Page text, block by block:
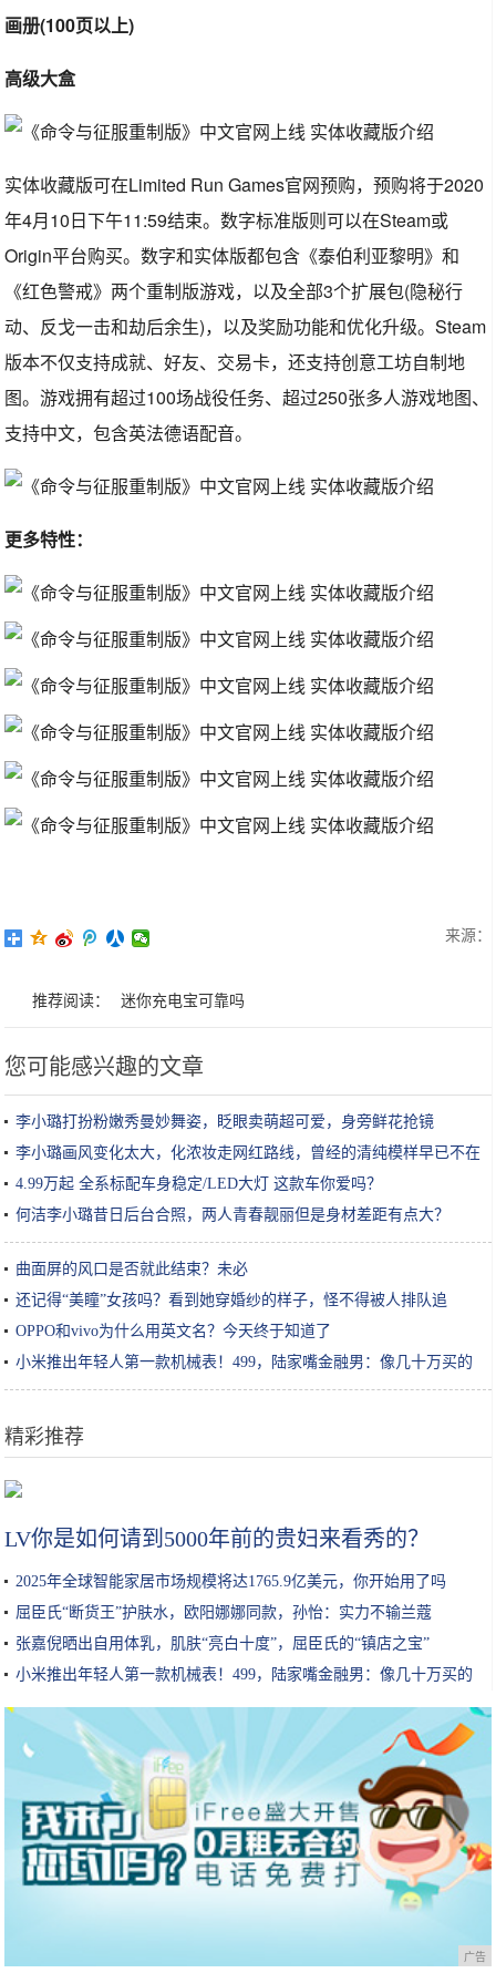
画册(100页以上)
高级大盒
实体收藏版可在Limited Run Games官网预购，预购将于2020
年4月10日下午11:59结束。数字标准版则可以在Steam或
Origin平台购买。数字和实体版都包含《泰伯利亚黎明》和
《红色警戒》两个重制版游戏，以及全部3个扩展包(隐秘行
动、反戈一击和劫后余生)，以及奖励功能和优化升级。Steam
版本不仅支持成就、好友、交易卡，还支持创意工坊自制地
图。游戏拥有超过100场战役任务、超过250张多人游戏地图、
支持中文，包含英法德语配音。
更多特性：
来源：
推荐阅读： 迷你充电宝可靠吗
您可能感兴趣的文章
李小璐打扮粉嫩秀曼妙舞姿，眨眼卖萌超可爱，身旁鲜花抢镜
李小璐画风变化太大，化浓妆走网红路线，曾经的清纯模样早已不在
4.99万起 全系标配车身稳定/LED大灯 这款车你爱吗？
何洁李小璐昔日后台合照，两人青春靓丽但是身材差距有点大？
曲面屏的风口是否就此结束？未必
还记得“美瞳”女孩吗？看到她穿婚纱的样子，怪不得被人排队追
OPPO和vivo为什么用英文名？今天终于知道了
小米推出年轻人第一款机械表！499，陆家嘴金融男：像几十万买的
精彩推荐
LV你是如何请到5000年前的贵妇来看秀的？
2025年全球智能家居市场规模将达1765.9亿美元，你开始用了吗
屈臣氏“断货王”护肤水，欧阳娜娜同款，孙怡：实力不输兰蔻
张嘉倪晒出自用体乳，肌肤“亮白十度”，屈臣氏的“镇店之宝”
小米推出年轻人第一款机械表！499，陆家嘴金融男：像几十万买的
广告